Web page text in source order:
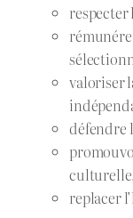
respecter
valoriser
défendre
replacer